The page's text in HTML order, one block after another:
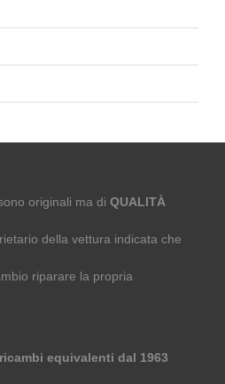
originali ma di QUALITÀ
della vettura indicata che
riparare la propria
equivalenti dal 1963